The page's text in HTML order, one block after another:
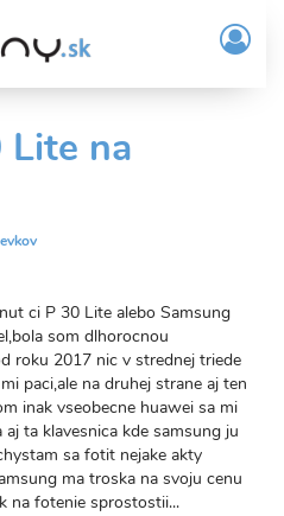
/
Lite na
ci P 30 Lite alebo Samsung
som dlhorocnou
roku 2017 nic v strednej triede
paci,ale na druhej strane aj ten
inak vseobecne huawei sa mi
ta klavesnica kde samsung ju
sa fotit nejake akty
ma troska na svoju cenu
na fotenie sprostostii...